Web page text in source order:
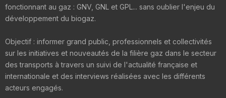
fonctionnant au gaz : GNV, GNL et GPL... sans oublier l'enjeu du
développement du biogaz.
Objectif : informer grand public, professionnels et collectivités
sur les initiatives et nouveautés de la filière gaz dans le secteur
des transports à travers un suivi de l'actualité française et
internationale et des interviews réalisées avec les différents
acteurs engagés.